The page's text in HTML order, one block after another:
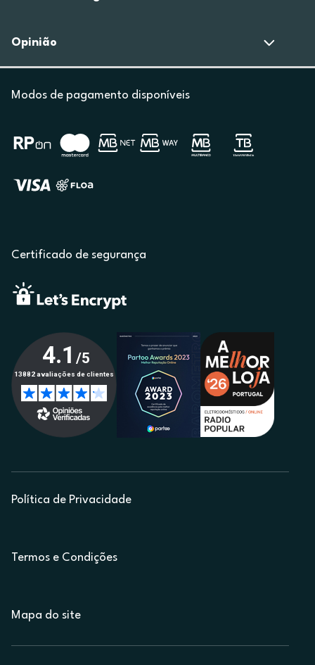
Opinião
Modos de pagamento disponíveis
Certificado de segurança
Política de Privacidade
Termos e Condições
Mapa do site